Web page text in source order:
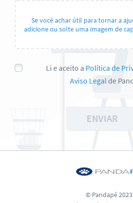
Se você achar útil para tornar a
adicione ou solte uma imagem de
Li e aceito a Política de
Aviso Legalde
ENVIAR
© Pandapé